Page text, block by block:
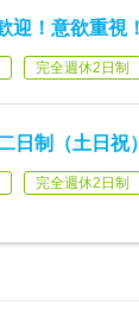
！意欲重視
完全週休2日制
制（土日祝
完全週休2日制